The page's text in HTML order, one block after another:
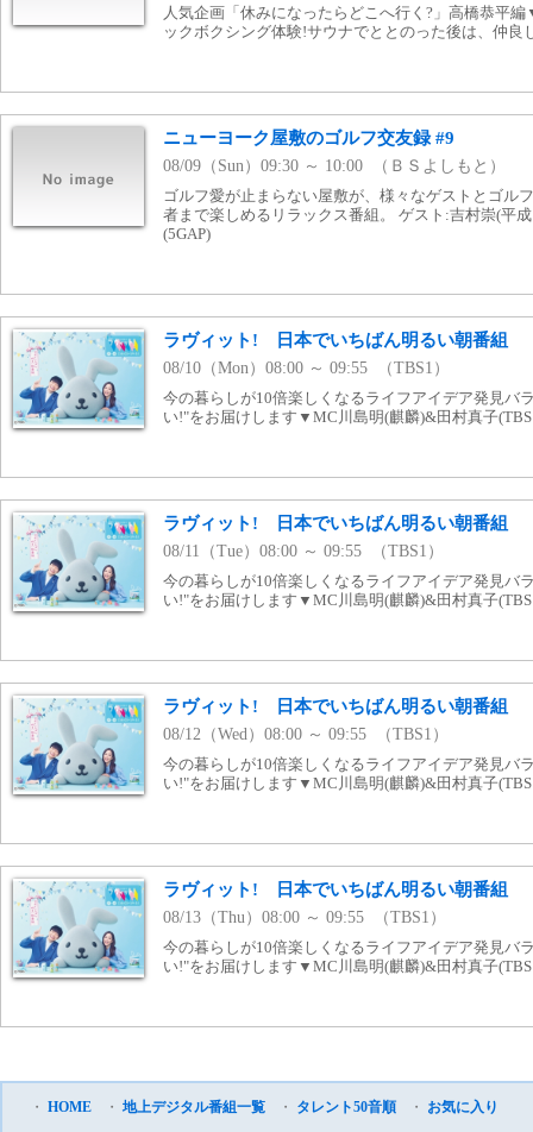
人気企画「休みになったらどこへ行く?」高橋恭平
ックボクシング体験!サウナでととのった後は、仲良
ニューヨーク屋敷のゴルフ交友録 #9
08/09（Sun）09:30 ～ 10:00 （ＢＳよしもと）
ゴルフ愛が止まらない屋敷が、様々なゲストとゴル
者まで楽しめるリラックス番組。 ゲスト:吉村崇(平
(5GAP)
ラヴィット! 日本でいちばん明るい朝番組
08/10（Mon）08:00 ～ 09:55 （TBS1）
今の暮らしが10倍楽しくなるライフアイデア発見バ
い!"をお届けします▼MC川島明(麒麟)&田村真子
ラヴィット! 日本でいちばん明るい朝番組
08/11（Tue）08:00 ～ 09:55 （TBS1）
今の暮らしが10倍楽しくなるライフアイデア発見バ
い!"をお届けします▼MC川島明(麒麟)&田村真子
ラヴィット! 日本でいちばん明るい朝番組
08/12（Wed）08:00 ～ 09:55 （TBS1）
今の暮らしが10倍楽しくなるライフアイデア発見バ
い!"をお届けします▼MC川島明(麒麟)&田村真子
ラヴィット! 日本でいちばん明るい朝番組
08/13（Thu）08:00 ～ 09:55 （TBS1）
今の暮らしが10倍楽しくなるライフアイデア発見バ
い!"をお届けします▼MC川島明(麒麟)&田村真子
・ HOME ・ 地上デジタル番組一覧 ・ タレント50音順 ・ お気に入り